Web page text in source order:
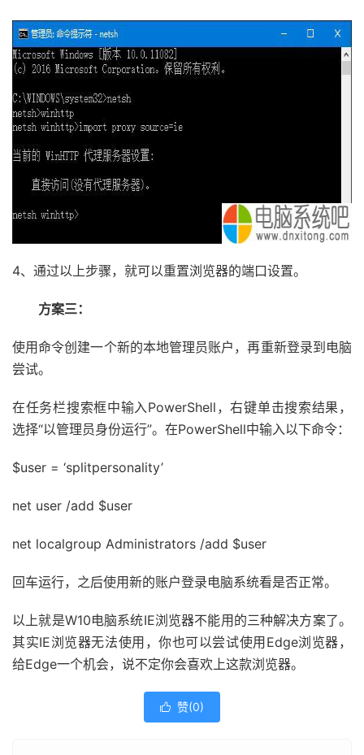
4、通过以上步骤，就可以重置浏览器的端口设置。
方案三：
使用命令创建一个新的本地管理员账户，再重新登录到电脑
尝试。
在任务栏搜索框中输入PowerShell，右键单击搜索结果，
选择“以管理员身份运行”。在PowerShell中输入以下命令：
$user = ‘splitpersonality’
net user /add $user
net localgroup Administrators /add $user
回车运行，之后使用新的账户登录电脑系统看是否正常。
以上就是W10电脑系统IE浏览器不能用的三种解决方案了。
其实IE浏览器无法使用，你也可以尝试使用Edge浏览器，
给Edge一个机会，说不定你会喜欢上这款浏览器。
 赞(0)